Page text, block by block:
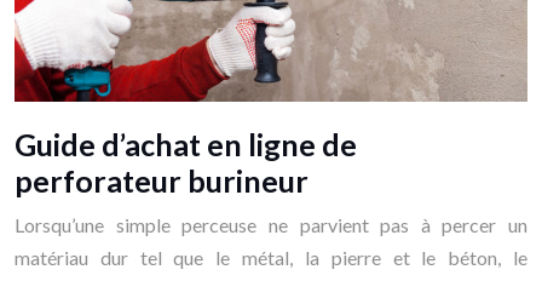
Guide d’achat en ligne de
perforateur burineur
Lorsqu’une simple perceuse ne parvient pas à percer un
matériau dur tel que le métal, la pierre et le béton, le